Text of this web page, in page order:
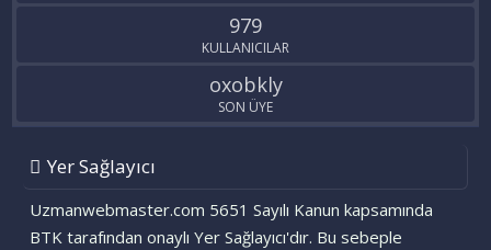
979
KULLANICILAR
oxobkly
SON ÜYE
Yer Sağlayıcı
Uzmanwebmaster.com 5651 Sayılı Kanun kapsamında
BTK tarafından onaylı Yer Sağlayıcı'dır. Bu sebeple